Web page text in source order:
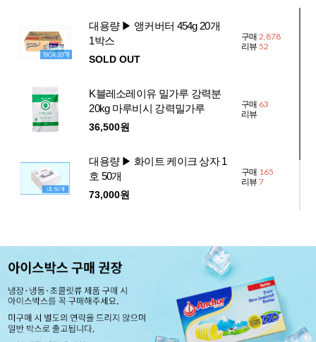
대용량 ▶ 앵커버터 454g 20개
1박스
SOLD OUT
구매 2,878
리뷰 52
K블레소레이유 밀가루 강력분
20kg 마루비시 강력밀가루
36,500원
구매 63
리뷰
대용량 ▶ 화이트 케이크 상자 1
호 50개
73,000원
구매 165
리뷰 7
하판 밑판 화이트 1호 50개
21,000원
리뷰 12